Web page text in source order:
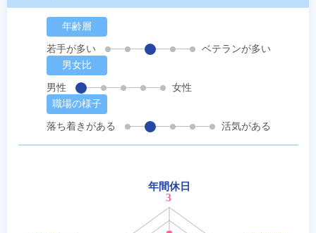
年齢層
若手が多い
ベテランが多い
男女比
男性
女性
職場の様子
落ち着きがある
活気がある